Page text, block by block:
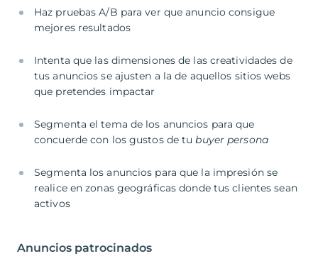
Haz pruebas A/B para ver que anuncio consigue
mejores resultados
Intenta que las dimensiones de las creatividades de
tus anuncios se ajusten a la de aquellos sitios webs
que pretendes impactar
Segmenta el tema de los anuncios para que
concuerde con los gustos de tubuyer persona
Segmenta los anuncios para que la impresión se
realice en zonas geográficas donde tus clientes sean
activos
Anuncios patrocinados